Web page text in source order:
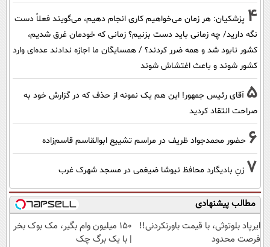
4 پزشکیان: هر زمان می‌خواهیم کاری انجام دهیم، می‌گویند فعلاً دست
نگه دارید/ چه زمانی باید دست بزنیم؟ زمانی که خودمان غرق شدیم،
کشور نابود شد و همه ضرر کردند؟ / همسایگان ما اجازه ندادند عده‌ای وارد
کشور شوند و باعث اغتشاش شوند
5 آقای رئیس جمهور! این هم یک نمونه از حذف که در گزارش خود به
صراحت انتقاد کردید
6 حضور محمدجواد ظریف در مراسم تشییع ابوالقاسم قاسم‌زاده
7 زنِ بادیگارد محافظ نیوشا ضیغمی در مسجد شهرک غرب
مطالب پیشنهادی
ایرپاد بلوتوثی، با قیمت باورنکردنی!!
فرصت محدود
150 میلیون وام بگیر، مک بوک بخر
| با یک برگ چک